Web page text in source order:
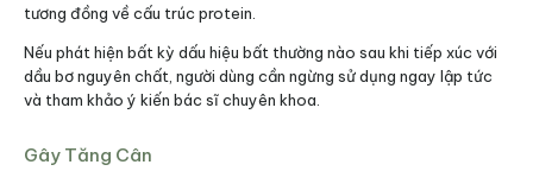
tương đồng về cấu trúc protein.
Nếu phát hiện bất kỳ dấu hiệu bất thường nào sau khi tiếp xúc với
dầu bơ nguyên chất, người dùng cần ngừng sử dụng ngay lập tức
và tham khảo ý kiến bác sĩ chuyên khoa.
Gây Tăng Cân